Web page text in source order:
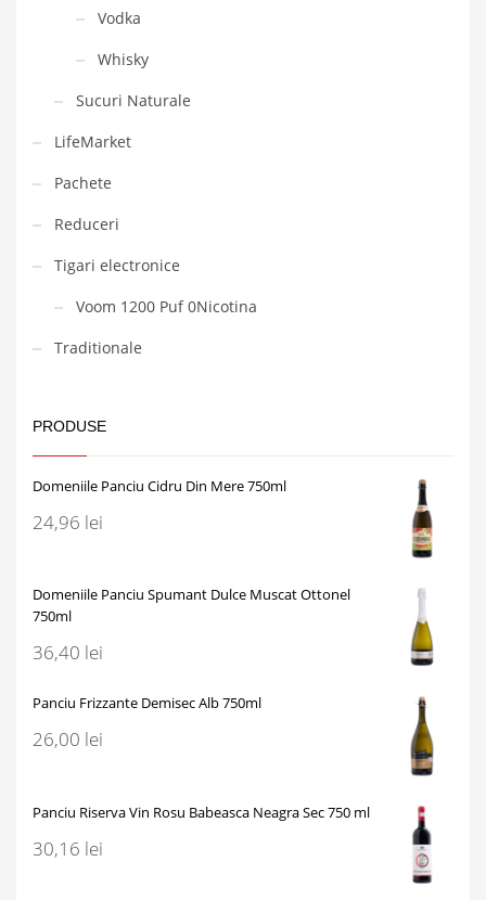
Vodka
Whisky
Sucuri Naturale
LifeMarket
Pachete
Reduceri
Tigari electronice
Voom 1200 Puf 0Nicotina
Traditionale
PRODUSE
Domeniile Panciu Cidru Din Mere 750ml
24,96 lei
Domeniile Panciu Spumant Dulce Muscat Ottonel
750ml
36,40 lei
Panciu Frizzante Demisec Alb 750ml
26,00 lei
Panciu Riserva Vin Rosu Babeasca Neagra Sec 750 ml
30,16 lei